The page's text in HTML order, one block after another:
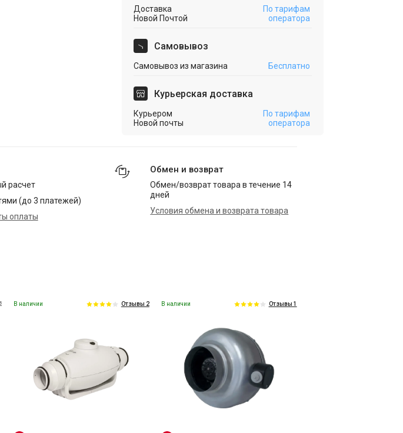
Доставка
Новой Почтой
По тарифам
оператора
Cамовывоз
Самовывоз из магазина Бесплатно
Курьерская доставка
Курьером
Новой почты
По тарифам
оператора
расчет
(до 3 платежей)
оплаты
Обмен и возврат
Обмен/возврат товара в течение 14
дней
Условия обмена и возврата товара
В наличии Отзывы 2 В наличии Отзывы 1